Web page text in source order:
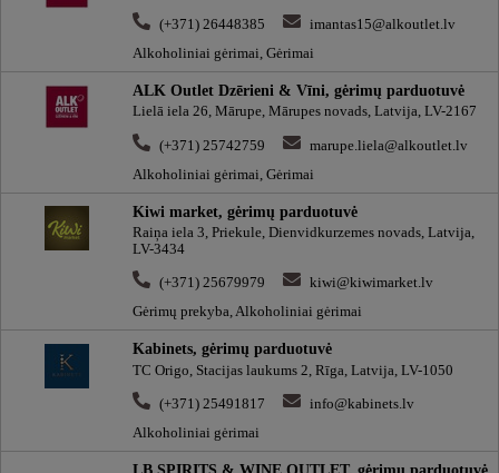
(+371) 26448385
imantas15@alkoutlet.lv
Alkoholiniai gėrimai, Gėrimai
ALK Outlet Dzērieni & Vīni, gėrimų parduotuvė
Lielā iela 26, Mārupe, Mārupes novads, Latvija, LV-2167
(+371) 25742759
marupe.liela@alkoutlet.lv
Alkoholiniai gėrimai, Gėrimai
Kiwi market, gėrimų parduotuvė
Raiņa iela 3, Priekule, Dienvidkurzemes novads, Latvija,
LV-3434
(+371) 25679979
kiwi@kiwimarket.lv
Gėrimų prekyba, Alkoholiniai gėrimai
Kabinets, gėrimų parduotuvė
TC Origo, Stacijas laukums 2, Rīga, Latvija, LV-1050
(+371) 25491817
info@kabinets.lv
Alkoholiniai gėrimai